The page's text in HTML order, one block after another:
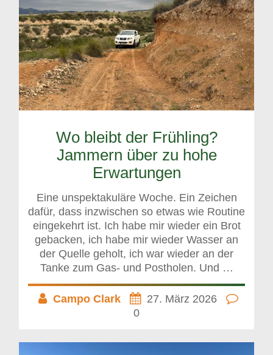
Wo bleibt der Frühling?
Jammern über zu hohe
Erwartungen
Eine unspektakuläre Woche. Ein Zeichen
dafür, dass inzwischen so etwas wie Routine
eingekehrt ist. Ich habe mir wieder ein Brot
gebacken, ich habe mir wieder Wasser an
der Quelle geholt, ich war wieder an der
Tanke zum Gas- und Postholen. Und …
Campo Clark
27. März 2026
0